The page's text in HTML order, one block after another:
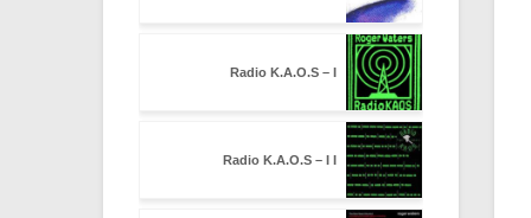
Radio K.A.O.S – I
Radio K.A.O.S – I I